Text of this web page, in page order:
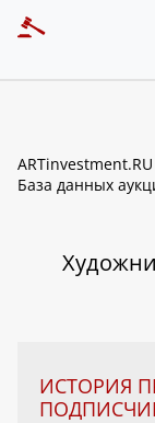
ARTinvestment.RU
База данных
ИСТОРИЯ